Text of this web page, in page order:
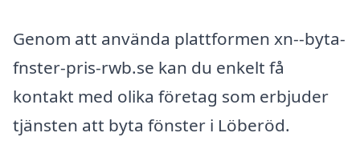
Genom att använda plattformen xn--byta-
fnster-pris-rwb.se kan du enkelt få
kontakt med olika företag som erbjuder
tjänsten att byta fönster i Löberöd.